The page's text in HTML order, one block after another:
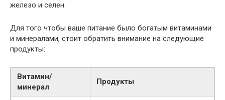
железо и селен.
Для того чтобы ваше питание было богатым витаминами
и минералами, стоит обратить внимание на следующие
продукты:
Витамин/
минерал
Продукты